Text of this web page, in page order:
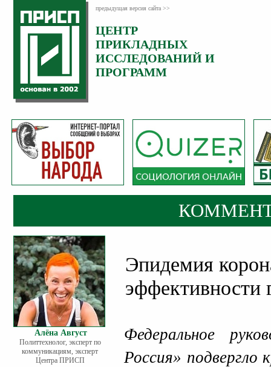
предыдущая версия сайта >>
ЦЕНТР
ПРИКЛАДНЫХ
ИССЛЕДОВАНИЙ И
ПРОГРАММ
Алёна Август
Политтехнолог, эксперт по
коммуникациям, эксперт
Центра ПРИСП
Эпидемия
эффективности
Федеральное
Россия» подвергло
Категория:
Комментарии